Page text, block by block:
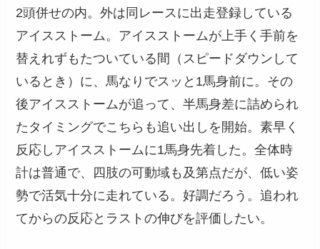
2頭併せの内。外は同レースに出走登録している
アイスストーム。アイスストームが上手く手前を
替えれずもたついている間（スピードダウンして
いるとき）に、馬なりでスッと1馬身前に。その
後アイスストームが追って、半馬身差に詰められ
たタイミングでこちらも追い出しを開始。素早く
反応しアイスストームに1馬身先着した。全体時
計は普通で、四肢の可動域も及第点だが、低い姿
勢で活気十分に走れている。好調だろう。追われ
てからの反応とラストの伸びを評価したい。